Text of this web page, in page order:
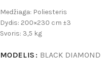
Medžiaga: Poliesteris
Dydis: 200×230 cm ±3
Svoris: 3,5 kg
MODELIS BLACK DIAMOND